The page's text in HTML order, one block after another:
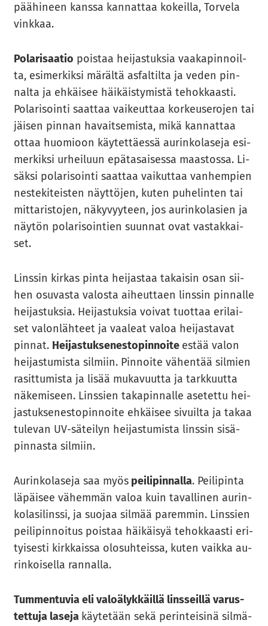
pää­hi­neen kans­sa kan­nat­taa ko­keil­la, Tor­ve­la
vink­kaa.
Po­la­ri­saa­tio pois­taa hei­jas­tuk­sia vaa­ka­pin­noil­
ta, esi­mer­kik­si mä­räl­tä as­fal­til­ta ja veden pin­
nal­ta ja eh­käi­see häi­käis­ty­mis­tä te­hok­kaas­ti.
Po­la­ri­soin­ti saat­taa vai­keut­taa kor­keus­e­ro­jen tai
jäi­sen pin­nan ha­vait­se­mis­ta, mikä kan­nat­taa
ottaa huo­mioon käy­tet­täes­sä au­rin­ko­la­se­ja esi­
mer­kik­si ur­hei­luun epä­ta­sai­ses­sa maas­tos­sa. Li­
säk­si po­la­ri­soin­ti saat­taa vai­kut­taa van­hem­pien
nes­te­ki­teis­ten näyt­tö­jen, kuten pu­he­lin­ten tai
mit­ta­ris­to­jen, nä­ky­vyy­teen, jos au­rin­ko­la­sien ja
näy­tön po­la­ri­soin­tien suun­nat ovat vas­tak­kai­
set.
Lins­sin kir­kas pinta hei­jas­taa ta­kai­sin osan sii­
hen osu­vas­ta va­los­ta ai­heut­taen lins­sin pin­nal­le
hei­jas­tuk­sia. Hei­jas­tuk­sia voi­vat tuot­taa eri­lai­
set va­lon­läh­teet ja vaa­leat valoa hei­jas­ta­vat
pin­nat. Hei­jas­tuk­se­nes­to­pin­noi­te estää valon
hei­jas­tu­mis­ta sil­miin. Pin­noi­te vä­hen­tää sil­mien
ra­sit­tu­mis­ta ja lisää mu­ka­vuut­ta ja tark­kuut­ta
nä­ke­mi­seen. Lins­sien ta­ka­pin­nal­le ase­tet­tu hei­
jas­tuk­se­nes­to­pin­noi­te eh­käi­see si­vuil­ta ja takaa
tu­le­van UV-​säteilyn hei­jas­tu­mis­ta lins­sin si­sä­
pin­nas­ta sil­miin.
Au­rin­ko­la­se­ja saa myös pei­li­pin­nal­la. Pei­li­pin­ta
lä­päi­see vä­hem­män valoa kuin ta­val­li­nen au­rin­
ko­la­si­lins­si, ja suo­jaa sil­mää pa­rem­min. Lins­sien
pei­li­pin­noi­tus pois­taa häi­käi­syä te­hok­kaas­ti eri­
tyi­ses­ti kirk­kais­sa olo­suh­teis­sa, kuten vaik­ka au­
rin­koi­sel­la ran­nal­la.
Tum­men­tu­via eli va­lo­ä­lyk­käil­lä lins­seil­lä va­rus­
tet­tu­ja la­se­ja käy­te­tään sekä pe­rin­tei­si­nä sil­mä­